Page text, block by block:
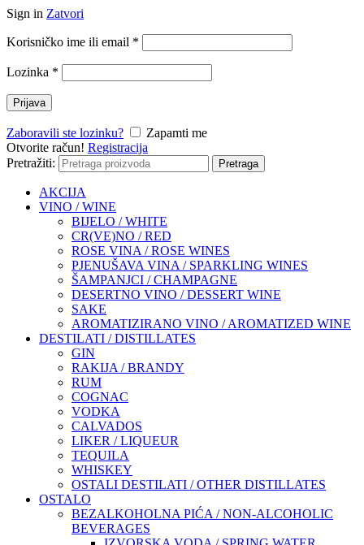
Sign in Zatvori
Korisničko ime ili email *
Lozinka *
Prijava
Zaboravili ste lozinku?
Zapamti me
Otvorite račun! Registracija
Pretražiti:
Pretraga
AKCIJA
VINO / WINE
BIJELO / WHITE
CR(VE)NO / RED
ROSE VINA / ROSE WINES
PJENUŠAVA VINA / SPARKLING WINES
ŠAMPANJCI / CHAMPAGNE
DESERTNO VINO / DESSERT WINE
SAKE
AROMATIZIRANO VINO / AROMATIZED WINE
DESTILATI / DISTILLATES
GIN
RAKIJA / BRANDY
RUM
COGNAC
VODKA
CALVADOS
LIKER / LIQUEUR
TEQUILA
WHISKEY
OSTALI DESTILATI / OTHER DISTILLATES
OSTALO
BEZALKOHOLNA PIĆA / NON-ALCOHOLIC
BEVERAGES